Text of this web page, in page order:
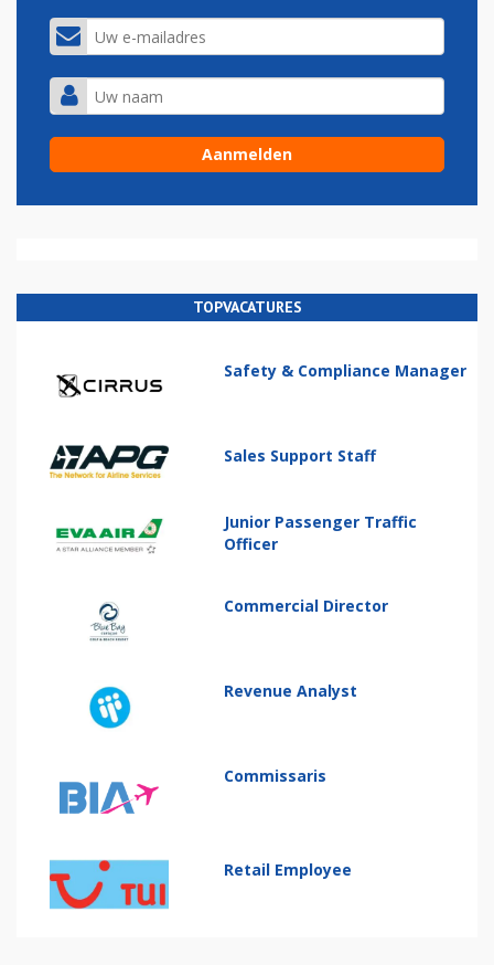
TOPVACATURES
Safety & Compliance Manager
Sales Support Staff
Junior Passenger Traffic
Officer
Commercial Director
Revenue Analyst
Commissaris
Retail Employee